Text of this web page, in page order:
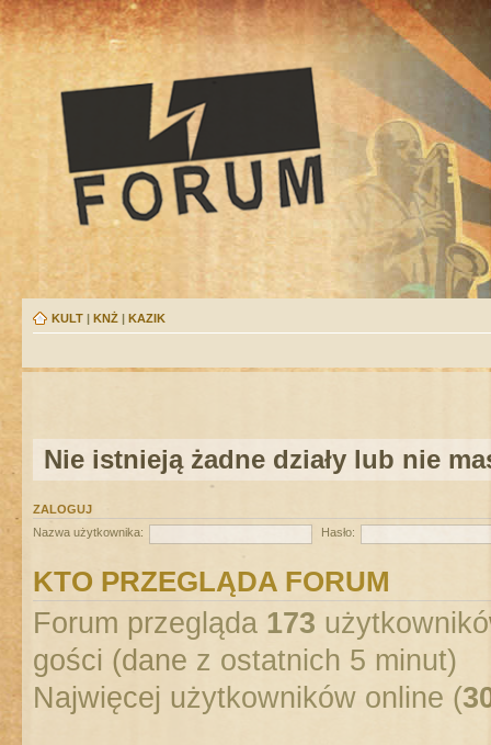
KULT | KNŻ | KAZIK
Nie istnieją żadne działy lub nie
ZALOGUJ
Nazwa użytkownika:
Hasło:
KTO PRZEGLĄDA FORUM
Forum przegląda 173
gości (dane z ostatnich 5 minut)
Najwięcej użytkowników online (